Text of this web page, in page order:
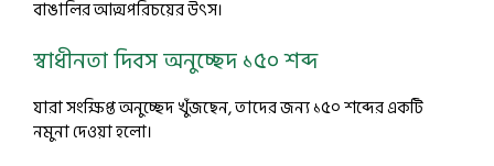
বাঙালির আত্মপরিচয়ের উৎস।
স্বাধীনতা দিবস অনুচ্ছেদ ১৫০ শব্দ
যারা সংক্ষিপ্ত অনুচ্ছেদ খুঁজছেন, তাদের জন্য ১৫০ শব্দের একটি
নমুনা দেওয়া হলো।